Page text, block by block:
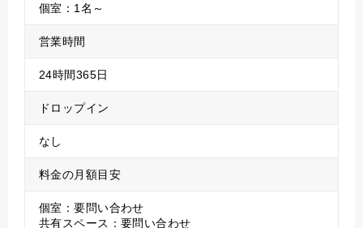
個室：1名～
営業時間
24時間365日
ドロップイン
なし
料金の月額目安
個室：要問い合わせ
共有スペース：要問い合わせ